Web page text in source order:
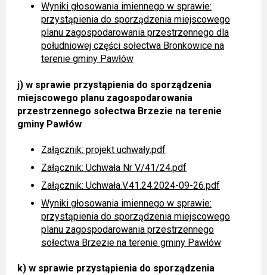
Wyniki głosowania imiennego w sprawie:
przystąpienia do sporządzenia miejscowego
planu zagospodarowania przestrzennego dla
południowej części sołectwa Bronkowice na
terenie gminy Pawłów
j) w sprawie przystąpienia do sporządzenia
miejscowego planu zagospodarowania
przestrzennego sołectwa Brzezie na terenie
gminy Pawłów
Załącznik: projekt uchwały.pdf
Załącznik: Uchwała Nr V/41/24.pdf
Załącznik: Uchwała.V.41.24.2024-09-26.pdf
Wyniki głosowania imiennego w sprawie:
przystąpienia do sporządzenia miejscowego
planu zagospodarowania przestrzennego
sołectwa Brzezie na terenie gminy Pawłów
k) w sprawie przystąpienia do sporządzenia